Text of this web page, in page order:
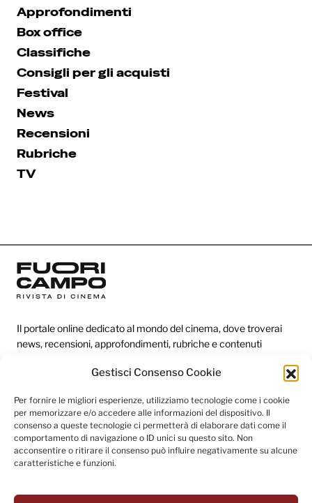
Gestisci Consenso Cookie
Per fornire le migliori esperienze, utilizziamo tecnologie come i cookie
per memorizzare e/o accedere alle informazioni del dispositivo. Il
consenso a queste tecnologie ci permetterà di elaborare dati come il
comportamento di navigazione o ID unici su questo sito. Non
acconsentire o ritirare il consenso può influire negativamente su alcune
caratteristiche e funzioni.
Approfondimenti
Box office
Classifiche
Consigli per gli acquisti
Festival
News
Recensioni
Rubriche
TV
Il portale online dedicato al mondo del cinema, dove troverai
news, recensioni, approfondimenti, rubriche e contenuti
Redazione
Categorie
Link utili